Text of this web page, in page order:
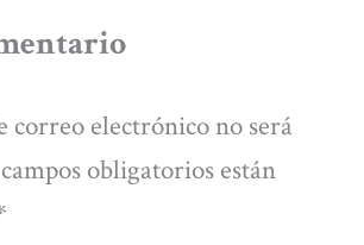
correo electrónico no será
obligatorios están